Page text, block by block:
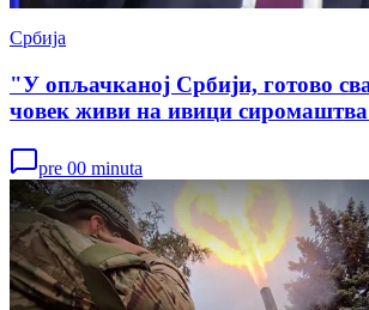
Србија
"У опљачканој Србији, готово
човек живи на ивици
pre 00 minuta